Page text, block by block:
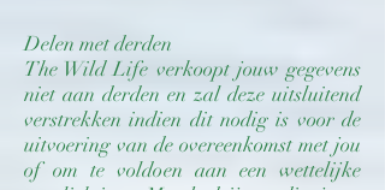
Delen met derden
The Wild Life verkoopt jouw gegevens
niet aan derden en zal deze uitsluitend
verstrekken indien dit nodig is voor de
uitvoering van de overeenkomst met jou
of om te voldoen aan een wettelijke